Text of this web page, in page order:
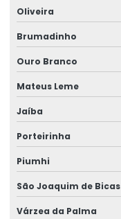
Oliveira
Brumadinho
Ouro Branco
Mateus Leme
Jaíba
Porteirinha
Piumhi
São Joaquim de Bicas
Várzea da Palma